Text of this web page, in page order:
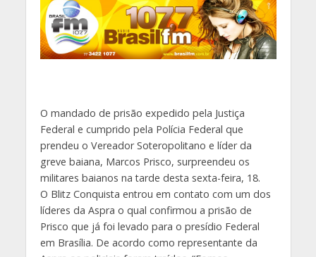
O mandado de prisão expedido pela Justiça
Federal e cumprido pela Polícia Federal que
prendeu o Vereador Soteropolitano e líder da
greve baiana, Marcos Prisco, surpreendeu os
militares baianos na tarde desta sexta-feira, 18.
O Blitz Conquista entrou em contato com um dos
líderes da Aspra o qual confirmou a prisão de
Prisco que já foi levado para o presídio Federal
em Brasília. De acordo como representante da